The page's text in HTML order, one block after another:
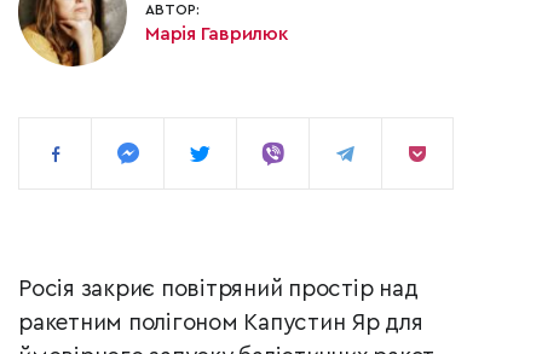
АВТОР:
Марія Гаврилюк
Росія закриє повітряний простір над
ракетним полігоном Капустин Яр для